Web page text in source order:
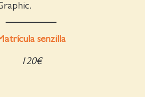
senzilla
120€